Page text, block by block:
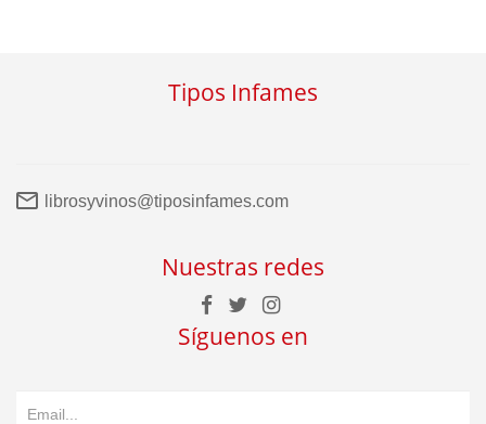
Tipos Infames
librosyvinos@tiposinfames.com
Nuestras redes
Síguenos en